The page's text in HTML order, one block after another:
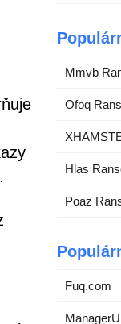
Mmvb
Ofoq
Hlas
Poaz
Fuq.com